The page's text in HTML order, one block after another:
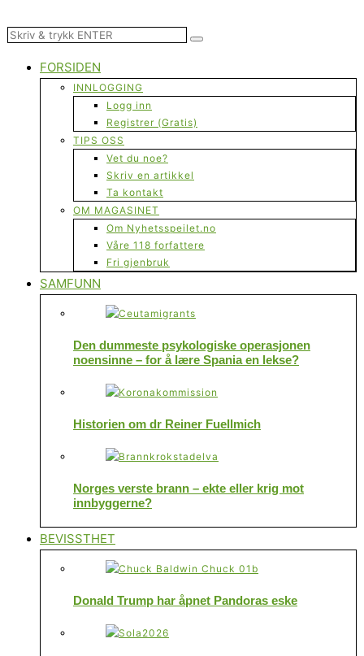
FORSIDEN
INNLOGGING
Logg inn
Registrer (Gratis)
TIPS OSS
Vet du noe?
Skriv en artikkel
Ta kontakt
OM MAGASINET
Om Nyhetsspeilet.no
Våre 118 forfattere
Fri gjenbruk
SAMFUNN
Den dummeste psykologiske operasjonen
noensinne – for å lære Spania en lekse?
Historien om dr Reiner Fuellmich
Norges verste brann – ekte eller krig mot
innbyggerne?
BEVISSTHET
Donald Trump har åpnet Pandoras eske